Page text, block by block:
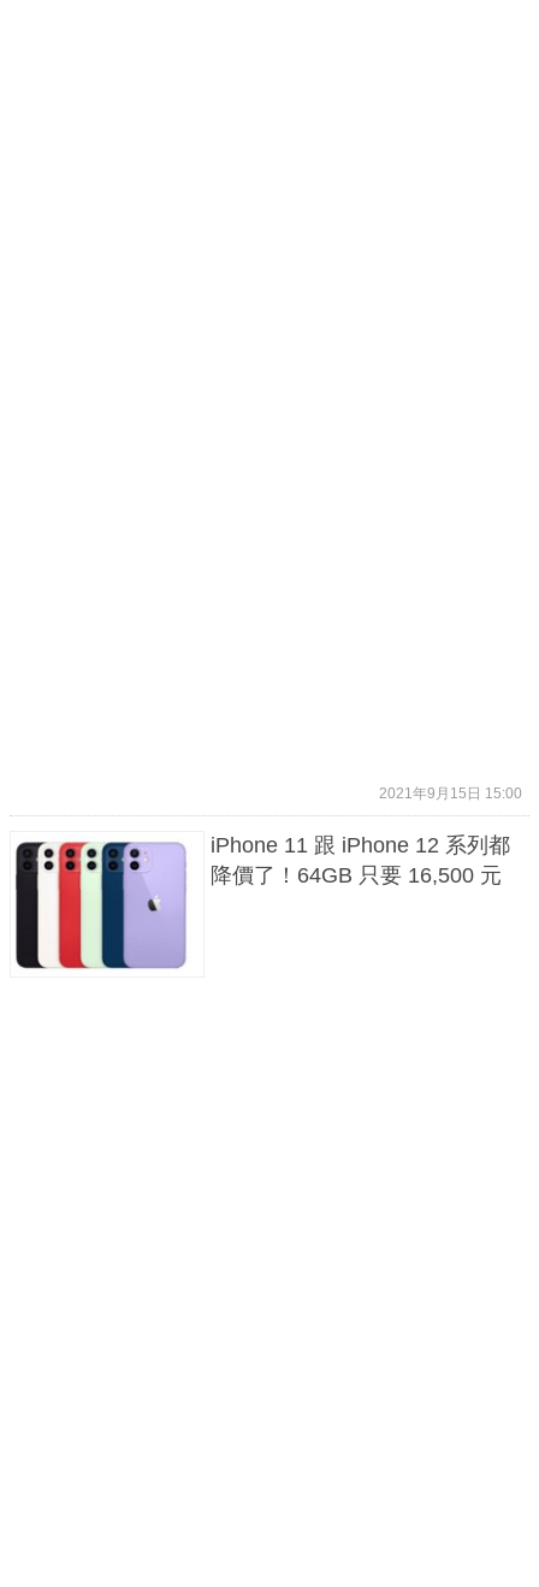
2021年9月15日 15:00
iPhone 11 跟 iPhone 12 系列都
降價了！64GB 只要 16,500 元